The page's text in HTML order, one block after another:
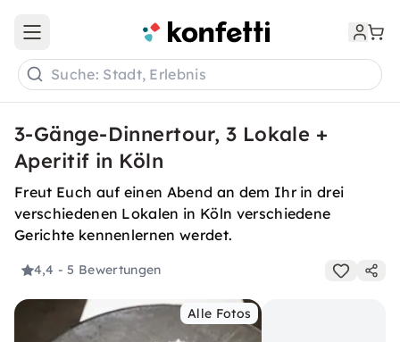
Open main menu
Suche: Stadt, Erlebnis
3-Gänge-Dinnertour, 3 Lokale +
Aperitif in Köln
Freut Euch auf einen Abend an dem Ihr in drei
verschiedenen Lokalen in Köln verschiedene
Gerichte kennenlernen werdet.
4,4 - 5 Bewertungen
Alle Fotos